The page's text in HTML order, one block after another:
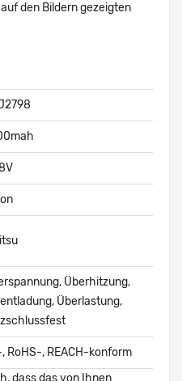
den Bildern gezeigten
Überhitzung,
Überlastung,
RoHS-, REACH-konform